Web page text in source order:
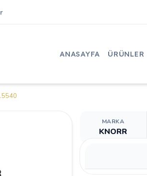
ANASAYFA ÜRÜNLER
MARKA
KNORR